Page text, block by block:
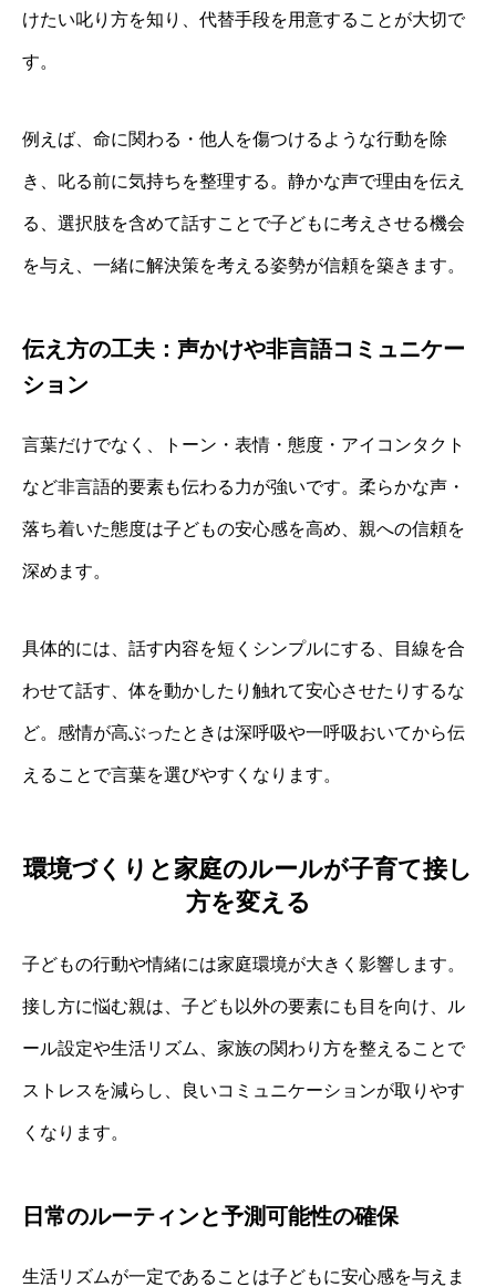
けたい叱り方を知り、代替手段を用意することが大切で
す。
例えば、命に関わる・他人を傷つけるような行動を除
き、叱る前に気持ちを整理する。静かな声で理由を伝え
る、選択肢を含めて話すことで子どもに考えさせる機会
を与え、一緒に解決策を考える姿勢が信頼を築きます。
伝え方の工夫：声かけや非言語コミュニケー
ション
言葉だけでなく、トーン・表情・態度・アイコンタクト
など非言語的要素も伝わる力が強いです。柔らかな声・
落ち着いた態度は子どもの安心感を高め、親への信頼を
深めます。
具体的には、話す内容を短くシンプルにする、目線を合
わせて話す、体を動かしたり触れて安心させたりするな
ど。感情が高ぶったときは深呼吸や一呼吸おいてから伝
えることで言葉を選びやすくなります。
環境づくりと家庭のルールが子育て接し
方を変える
子どもの行動や情緒には家庭環境が大きく影響します。
接し方に悩む親は、子ども以外の要素にも目を向け、ル
ール設定や生活リズム、家族の関わり方を整えることで
ストレスを減らし、良いコミュニケーションが取りやす
くなります。
日常のルーティンと予測可能性の確保
生活リズムが一定であることは子どもに安心感を与えま